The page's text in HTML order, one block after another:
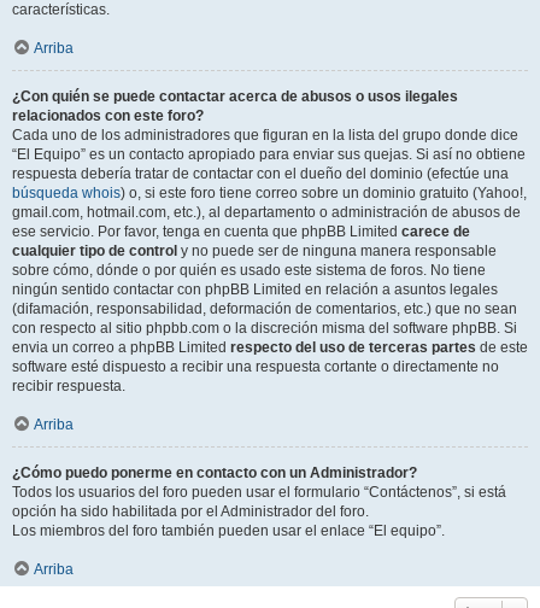
características.
Arriba
¿Con quién se puede contactar acerca de abusos o usos ilegales
relacionados con este foro?
Cada uno de los administradores que figuran en la lista del grupo donde dice
“El Equipo” es un contacto apropiado para enviar sus quejas. Si así no obtiene
respuesta debería tratar de contactar con el dueño del dominio (efectúe una
búsqueda whois) o, si este foro tiene correo sobre un dominio gratuito (Yahoo!,
gmail.com, hotmail.com, etc.), al departamento o administración de abusos de
ese servicio. Por favor, tenga en cuenta que phpBB Limited carece de
cualquier tipo de control y no puede ser de ninguna manera responsable
sobre cómo, dónde o por quién es usado este sistema de foros. No tiene
ningún sentido contactar con phpBB Limited en relación a asuntos legales
(difamación, responsabilidad, deformación de comentarios, etc.) que no sean
con respecto al sitio phpbb.com o la discreción misma del software phpBB. Si
envia un correo a phpBB Limited respecto del uso de terceras partes de este
software esté dispuesto a recibir una respuesta cortante o directamente no
recibir respuesta.
Arriba
¿Cómo puedo ponerme en contacto con un Administrador?
Todos los usuarios del foro pueden usar el formulario “Contáctenos”, si está
opción ha sido habilitada por el Administrador del foro.
Los miembros del foro también pueden usar el enlace “El equipo”.
Arriba